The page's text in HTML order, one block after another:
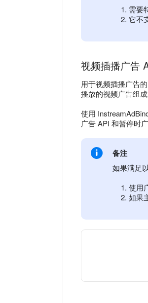
需要
它不
视频插播广告
用于视频插播广告
播放的视频广告组
使用
广告 API 和暂停时
备注
如果满足
使用
如果